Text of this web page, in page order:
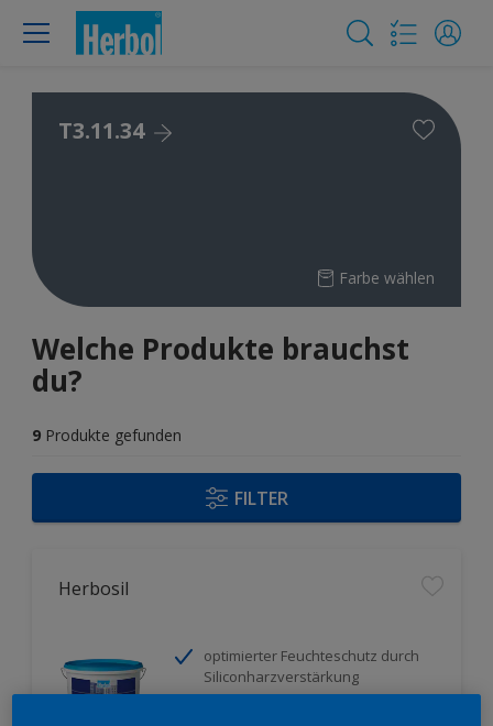
T3.11.34
Farbe wählen
Welche Produkte brauchst
du?
9 Produkte gefunden
FILTER
Herbosil
optimierter Feuchteschutz durch
Siliconharzverstärkung